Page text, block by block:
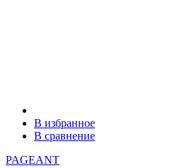
В избранное
В сравнение
PAGEANT